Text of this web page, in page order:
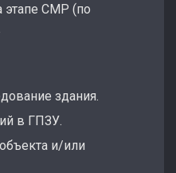
этапе СМР (по
здания.
в ГПЗУ.
и/или